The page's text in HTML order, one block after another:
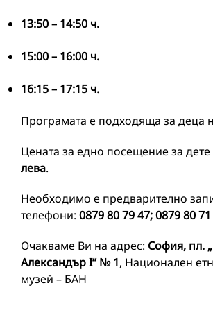
13:50 – 14:50 ч.
15:00 – 16:00 ч.
16:15 – 17:15 ч.
Програмата е подходяща за деца
Цената за едно посещение за дете
лева.
Необходимо е предварително
телефони: 0879 80 79 47; 0879 80
Очакваме Ви на адрес: София, пл.
Александър I“ № 1, Национален
музей – БАН